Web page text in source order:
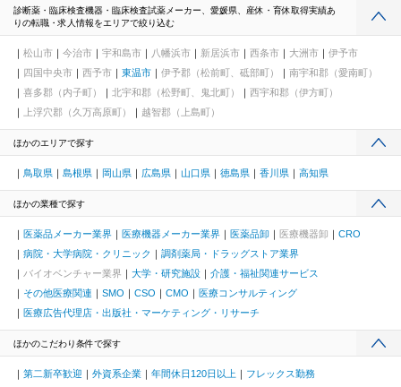
診断薬・臨床検査機器・臨床検査試薬メーカー、愛媛県、産休・育休取得実績あ
りの転職・求人情報をエリアで絞り込む
松山市 今治市 宇和島市 八幡浜市 新居浜市 西条市 大洲市
伊予市
四国中央市
西予市 東温市 伊予郡（松前町、砥部町）
南宇和郡（愛南町）
喜多郡（内子町）
北宇和郡（松野町、鬼北町）
西宇和郡（伊方町）
上浮穴郡（久万高原町）
越智郡（上島町）
ほかのエリアで探す
鳥取県 島根県 岡山県 広島県 山口県 徳島県 香川県 高知県
ほかの業種で探す
医薬品メーカー業界 医療機器メーカー業界 医薬品卸 医療機器卸
CRO
病院・大学病院・クリニック
調剤薬局・ドラッグストア業界
バイオベンチャー業界
大学・研究施設
介護・福祉関連サービス
その他医療関連
SMO CSO CMO
医療コンサルティング
医療広告代理店・出版社・マーケティング・リサーチ
ほかのこだわり条件で探す
第二新卒歓迎 外資系企業 年間休日120日以上
フレックス勤務